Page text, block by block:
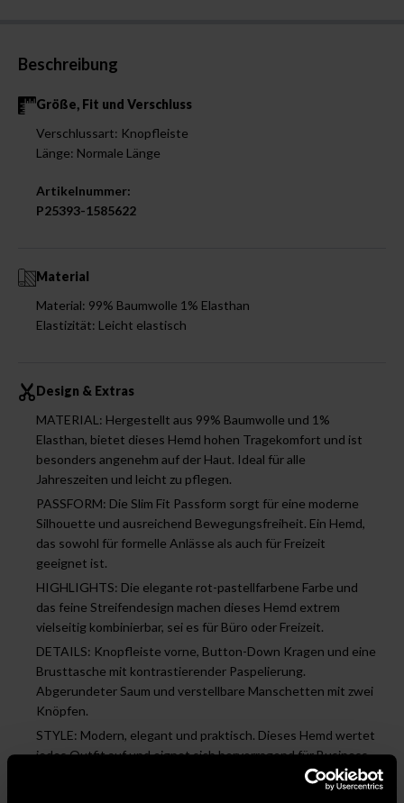
Beschreibung
Größe, Fit und Verschluss
Verschlussart: Knopfleiste
Länge: Normale Länge
Artikelnummer:
P25393-1585622
Material
Material: 99% Baumwolle 1% Elasthan
Elastizität: Leicht elastisch
Design & Extras
MATERIAL: Hergestellt aus 99% Baumwolle und 1%
Elasthan, bietet dieses Hemd hohen Tragekomfort und ist
besonders angenehm auf der Haut. Ideal für alle
Jahreszeiten und leicht zu pflegen.
PASSFORM: Die Slim Fit Passform sorgt für eine moderne
Silhouette und ausreichend Bewegungsfreiheit. Ein Hemd,
das sowohl für formelle Anlässe als auch für Freizeit
geeignet ist.
HIGHLIGHTS: Die elegante rot-pastellfarbene Farbe und
das feine Streifendesign machen dieses Hemd extrem
vielseitig kombinierbar, sei es für Büro oder Freizeit.
DETAILS: Knopfleiste vorne, Button-Down Kragen und eine
Brusttasche mit kontrastierender Paspelierung.
Abgerundeter Saum und verstellbare Manschetten mit zwei
Knöpfen.
STYLE: Modern, elegant und praktisch. Dieses Hemd wertet
jedes Outfit auf und eignet sich hervorragend für Business-